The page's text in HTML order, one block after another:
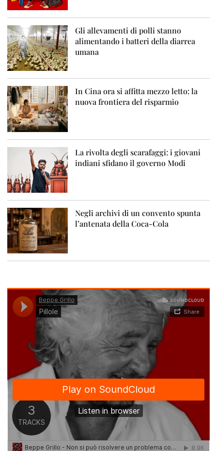
Gli allevamenti di polli stanno
alimentando i batteri della diarrea
umana
In Cina ora si affitta mezzo letto: la
nuova frontiera del risparmio
La rivolta degli scarafaggi: i giovani
indiani sfidano il governo Modi
Negli archivi di un convento spunta
l’antenata della Coca-Cola